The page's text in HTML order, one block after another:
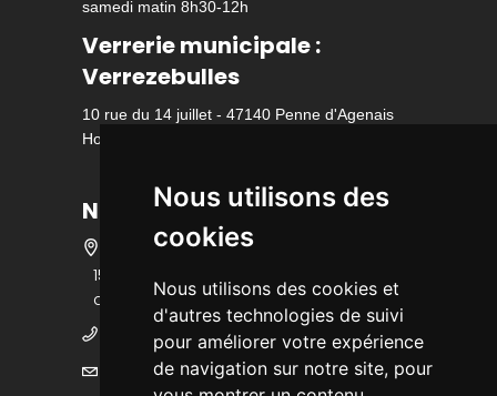
Nous utilisons des
cookies
Nous utilisons des cookies et
d'autres technologies de suivi
pour améliorer votre expérience
de navigation sur notre site, pour
samedi matin 8h30-12h
Verrerie municipale :
Verrezebulles
10 rue du 14 juillet - 47140 Penne d'Agenais
Horaire d'ouverture
Nous contacter
15 bis rue des écoles - 47140 Penne
d'Agenais
05 53 36 25 25
mairie@ville-pennedagenais.fr